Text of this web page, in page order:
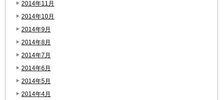
2014年11月
2014年10月
2014年9月
2014年8月
2014年7月
2014年6月
2014年5月
2014年4月